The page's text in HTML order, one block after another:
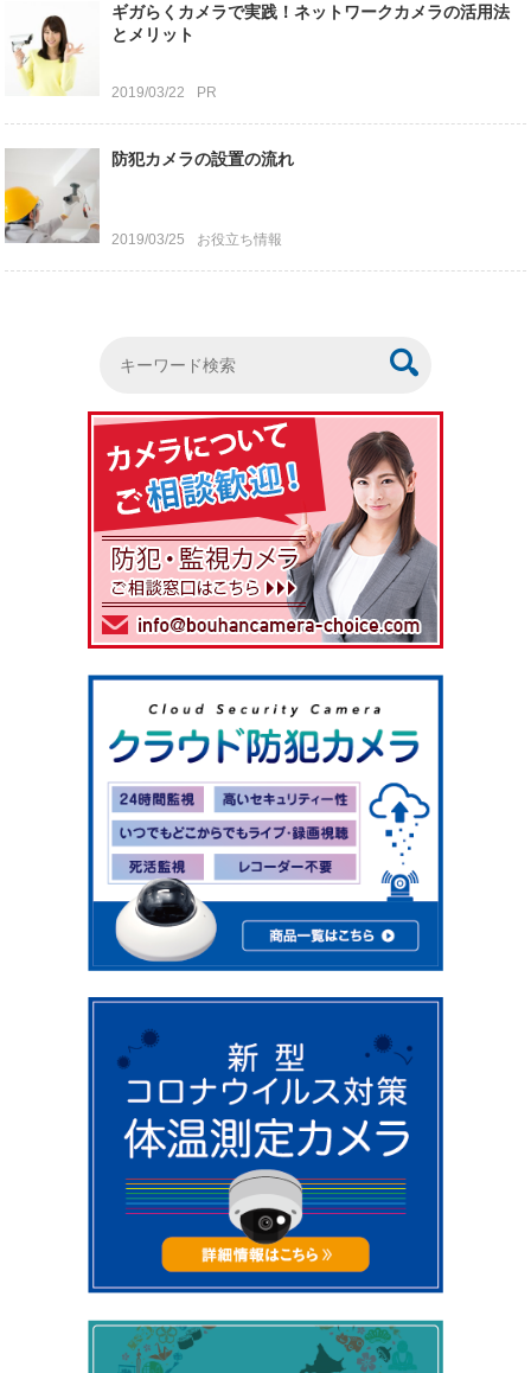
ギガらくカメラで実践！ネットワークカメラの活用法
とメリット
2019/03/22 PR
防犯カメラの設置の流れ
2019/03/25 お役立ち情報